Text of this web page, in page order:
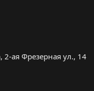
2-ая Фрезерная ул., 14